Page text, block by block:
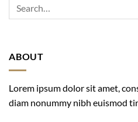
ABOUT
Lorem ipsum dolor sit amet,
diam nonummy nibh euismod